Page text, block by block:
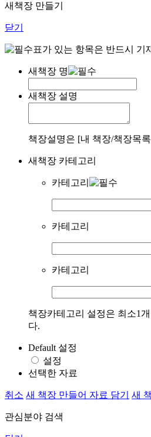
새책장 만들기
닫기
표가 있는 항목은 반드시 기
새책장 명
새책장 설명
책장설명은 [내 책장/책장목
새책장 카테고리
카테고리
카테고리
카테고리
책장카테고리 설정은 최소1
다.
Default 설정
설정
선택한 자료
취소 새 책장 만들어 자료 담기 새
관심분야 검색